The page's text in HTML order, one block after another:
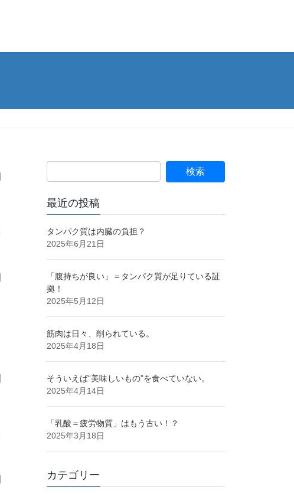
最近の投稿
タンパク質は内臓の負担？
2025年6月21日
「腹持ちが良い」＝タンパク質が足りている証
拠！
2025年5月12日
筋肉は日々、削られている。
2025年4月18日
そういえば“美味しいもの”を食べていない。
2025年4月14日
「乳酸＝疲労物質」はもう古い！？
2025年3月18日
カテゴリー